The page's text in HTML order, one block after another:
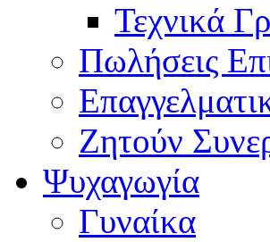
Τεχνικά
Πωλήσεις
Ζητούν
Ψυχαγωγία
Γυναίκα